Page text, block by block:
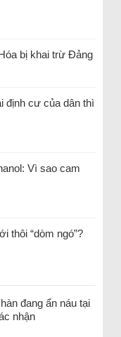
bị khai trừ Đảng
định cư của dân thì
Vì sao cam
thôi “dòm ngó”?
đang ẩn náu tại
nhận